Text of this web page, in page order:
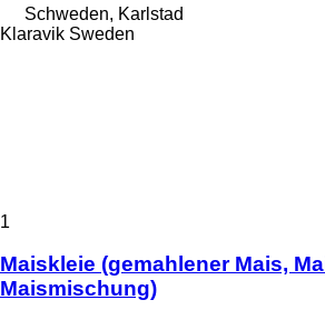
Schweden, Karlstad
Klaravik Sweden
1
Maiskleie (gemahlener Mais,
Maismischung)